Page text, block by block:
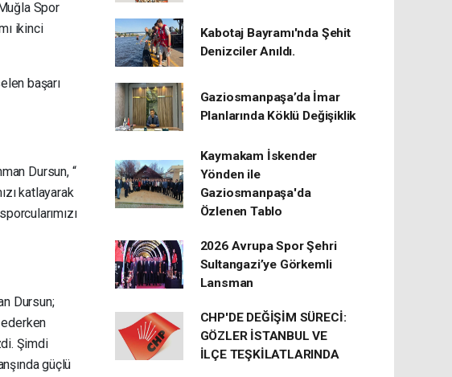
Spor
ikinci
başarı
Dursun, “
katlayarak
Dursun;
Şimdi
güçlü
Kabotaj Bayramı'nda Şehit
Denizciler Anıldı.
Gaziosmanpaşa’da İmar
Planlarında Köklü Değişiklik
Kaymakam İskender
Yönden ile
Gaziosmanpaşa'da
Özlenen Tablo
2026 Avrupa Spor Şehri
Sultangazi’ye Görkemli
Lansman
CHP'DE DEĞİŞİM SÜRECİ:
GÖZLER İSTANBUL VE
İLÇE TEŞKİLATLARINDA